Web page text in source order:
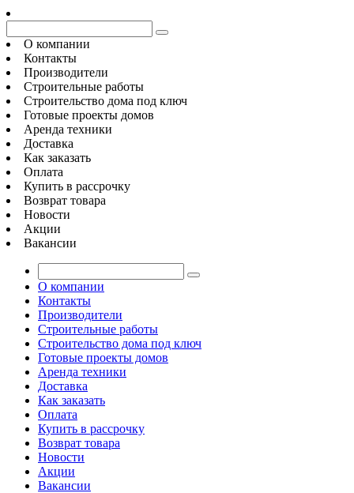
О компании
Контакты
Производители
Строительные работы
Строительство дома под ключ
Готовые проекты домов
Аренда техники
Доставка
Как заказать
Оплата
Купить в рассрочку
Возврат товара
Новости
Акции
Вакансии
О компании
Контакты
Производители
Строительные работы
Строительство дома под ключ
Готовые проекты домов
Аренда техники
Доставка
Как заказать
Оплата
Купить в рассрочку
Возврат товара
Новости
Акции
Вакансии